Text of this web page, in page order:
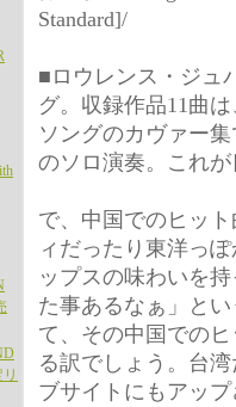
Standard]/
■ロウレンス・ジュ
グ。収録作品11曲
ソングのカヴァー
のソロ演奏。これ
で、中国でのヒッ
ィだったり東洋っ
ップスの味わいを
た事あるなぁ」と
て、その中国での
る訳でしょう。台
ブサイトにもアッ